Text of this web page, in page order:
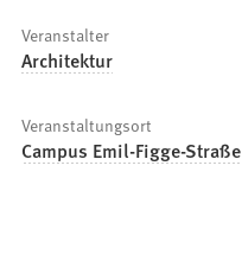
Veranstalter
Architektur
Veranstaltungsort
Campus Emil-Figge-Straße